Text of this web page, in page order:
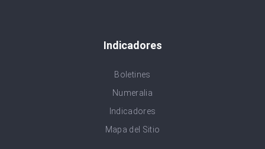
Indicadores
Boletines
Numeralia
Indicadores
Mapa del Sitio